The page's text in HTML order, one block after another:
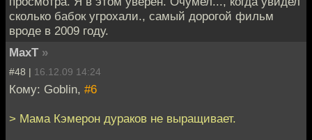
сколько бабок угрохали., самый дорогой фильм
вроде в 2009 году.
MaxT »
#48 | 16.12.09 14:24
Кому: Goblin, #6
> Мама Кэмерон дураков не выращивает.